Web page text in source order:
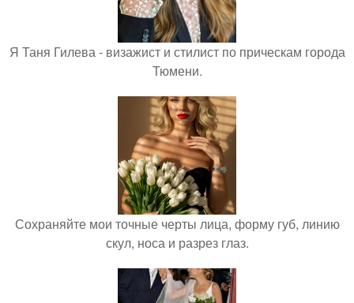
Я Таня Гилева - визажист и стилист по прическам города
Тюмени.
Сохраняйте мои точные черты лица, форму губ, линию
скул, носа и разрез глаз.